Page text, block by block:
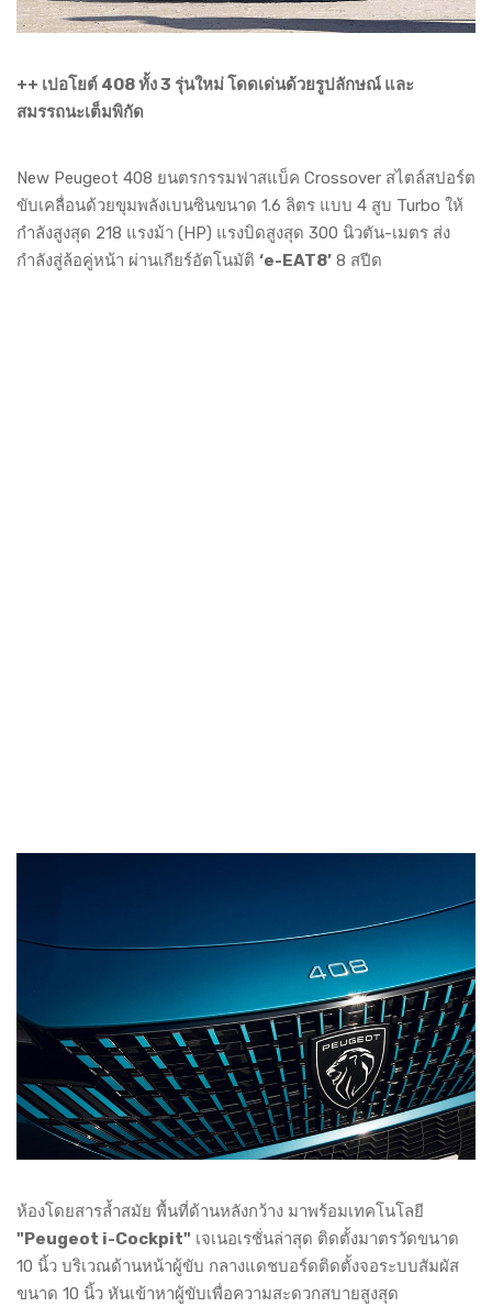
++ เปอโยต์ 408 ทั้ง 3 รุ่นใหม่ โดดเด่นด้วยรูปลักษณ์ และ
สมรรถนะเต็มพิกัด
New Peugeot 408 ยนตรกรรมฟาสแบ็ค Crossover สไตล์สปอร์ต
ขับเคลื่อนด้วยขุมพลังเบนซินขนาด 1.6 ลิตร แบบ 4 สูบ Turbo ให้
กำลังสูงสุด 218 แรงม้า (HP) แรงบิดสูงสุด 300 นิวตัน-เมตร ส่ง
กำลังสู่ล้อคู่หน้า ผ่านเกียร์อัตโนมัติ ‘e-EAT8’ 8 สปีด
ห้องโดยสารล้ำสมัย พื้นที่ด้านหลังกว้าง มาพร้อมเทคโนโลยี
"Peugeot i-Cockpit" เจเนอเรชั่นล่าสุด ติดตั้งมาตรวัดขนาด
10 นิ้ว บริเวณด้านหน้าผู้ขับ กลางแดชบอร์ดติดตั้งจอระบบสัมผัส
ขนาด 10 นิ้ว หันเข้าหาผู้ขับเพื่อความสะดวกสบายสูงสุด